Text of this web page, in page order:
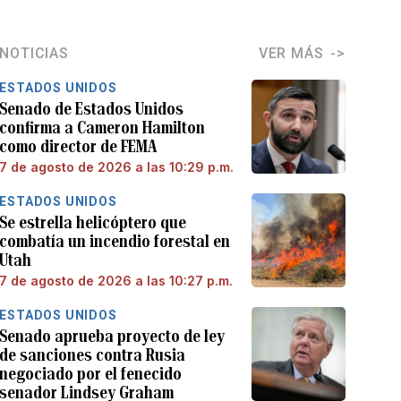
NOTICIAS VER MÁS
ESTADOS UNIDOS
Senado de Estados Unidos
confirma a Cameron Hamilton
como director de FEMA
7 de agosto de 2026 a las 10:29 p.m.
ESTADOS UNIDOS
Se estrella helicóptero que
combatía un incendio forestal en
Utah
7 de agosto de 2026 a las 10:27 p.m.
ESTADOS UNIDOS
Senado aprueba proyecto de ley
de sanciones contra Rusia
negociado por el fenecido
senador Lindsey Graham